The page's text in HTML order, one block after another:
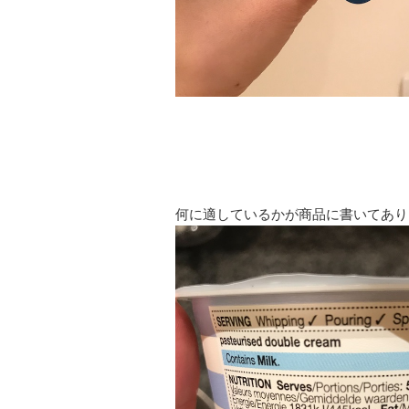
何に適しているかが商品に書いてあ